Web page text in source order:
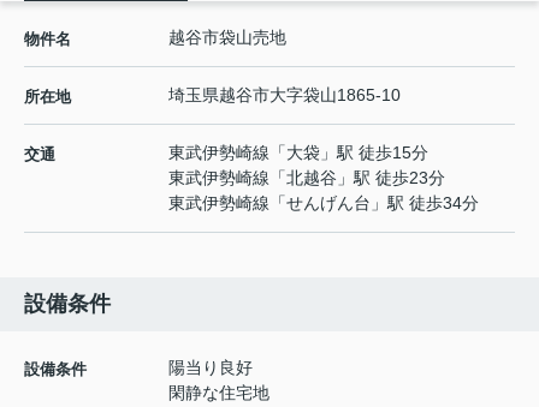
物件名 越谷市袋山売地
所在地 埼玉県越谷市大字袋山1865-10
交通 東武伊勢崎線 「大袋 」駅 徒歩15分
東武伊勢崎線 「北越谷 」駅 徒歩23分
東武伊勢崎線 「せんげん台 」駅 徒歩34分
設備条件
設備条件
陽当り良好
閑静な住宅地